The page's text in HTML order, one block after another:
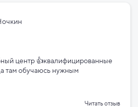
центр 👍квалифицированные
там обучаюсь нужным
Читать отзыв